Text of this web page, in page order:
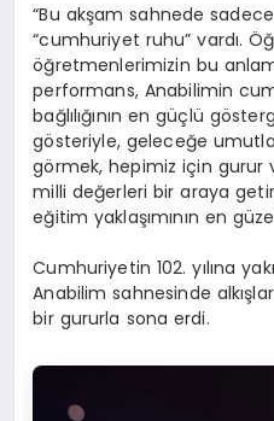
“Bu akşam sahnede
“cumhuriyet ruhu” vardı.
öğretmenlerimizin bu
performans, Anabilimin c
bağlılığının en güçlü
gösteriyle, geleceğe
görmek, hepimiz için gurur
milli değerleri bir araya
eğitim yaklaşımının en
Cumhuriyetin 102. yılına
Anabilim sahnesinde
bir gururla sona erdi.